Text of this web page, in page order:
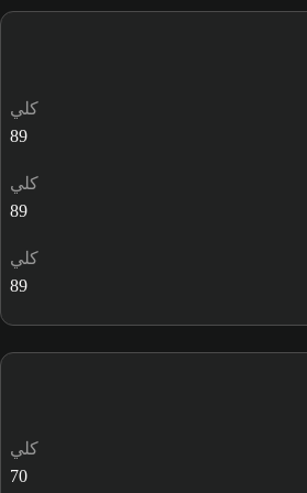
كلي
89
كلي
89
كلي
89
كلي
70